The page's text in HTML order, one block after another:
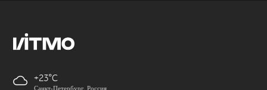
+23
Санкт-Петербург, Россия